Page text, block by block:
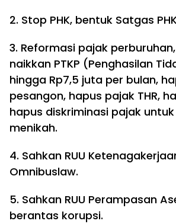
2. Stop PHK, bentuk Satgas
3. Reformasi pajak
naikkan PTKP (Penghasilan
hingga Rp7,5 juta per bulan,
pesangon, hapus pajak THR,
hapus diskriminasi pajak
menikah.
4. Sahkan RUU
Omnibuslaw.
5. Sahkan RUU Perampasan
berantas korupsi.